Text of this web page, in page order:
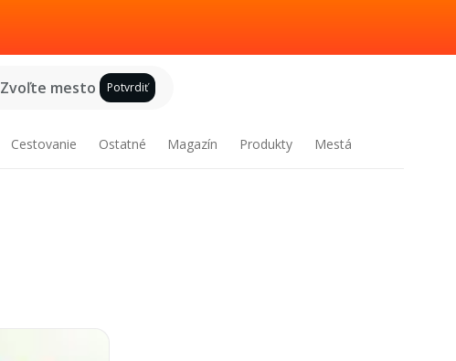
Zvoľte mesto Potvrdiť
Cestovanie Ostatné Magazín Produkty Mestá